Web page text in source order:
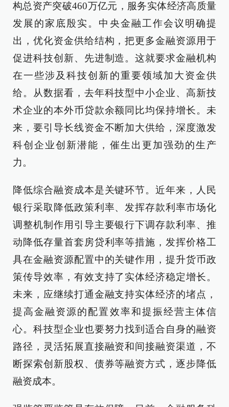
构总资产突破460万亿元，服务实体经济高质量
发展的家底殷实。中央金融工作会议明确提
出，优化资金供给结构，把更多金融资源用于
促进科技创新、先进制造。这就要求金融机构
在一些涉及科技创新的重要领域加大资金供
给。从数据看，去年科技型中小企业、高新技
术企业的本外币贷款余额同比均保持增长。未
来，要引导长线资金不断加大供给，深度激发
科创企业创新潜能，催生出更加强劲的生产
力。
降低综合融资成本是关键环节。近年来，人民
银行采取降低政策利率、发挥存款利率市场化
调整机制作用引导主要银行下调存款利率、推
动降低存量首套房贷利率等措施，发挥价格工
具在金融资源配置中的关键作用，提升货币政
策传导效率，有效支持了实体经济稳定增长。
未来，应继续打通金融支持实体经济的堵点，
提高金融资源的配置效率和提振经营主体信
心。科技型企业也要努力找到适合自身的融资
路径，灵活拓展直接融资和间接融资渠道，不
断探索创新股权、债券等融资方式，逐步降低
融资成本。